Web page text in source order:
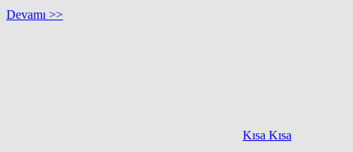
Devamı >>
Kısa Kısa